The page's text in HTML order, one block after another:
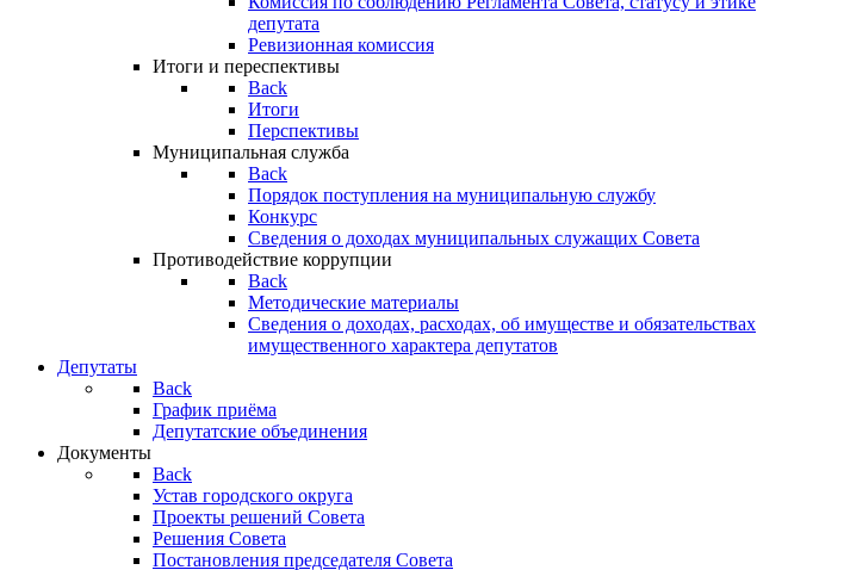
депутата
Ревизионная комиссия
Итоги и переспективы
Back
Итоги
Перспективы
Муниципальная служба
Back
Порядок поступления на муниципальную службу
Конкурс
Сведения о доходах муниципальных служащих Совета
Противодействие коррупции
Back
Методические материалы
Сведения о доходах, расходах, об имуществе и обязательствах
имущественного характера депутатов
Депутаты
Back
График приёма
Депутатские объединения
Документы
Back
Устав городского округа
Проекты решений Совета
Решения Совета
Постановления председателя Совета